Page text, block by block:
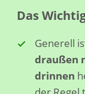
Das
Generell
draußen
drinnen